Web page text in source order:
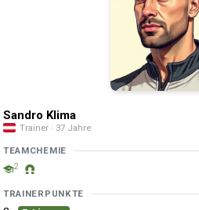
Sandro Klima
Trainer · 37 Jahre
TEAMCHEMIE
2
TRAINERPUNKTE